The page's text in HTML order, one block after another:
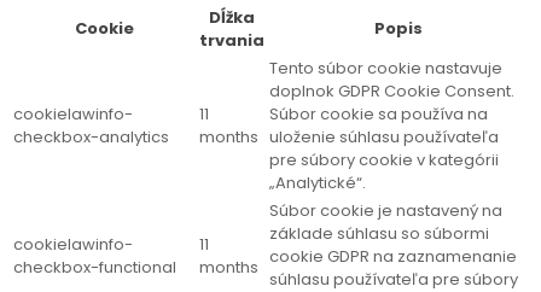
Cookie
Dĺžka
trvania
Popis
cookielawinfo-
checkbox-analytics
11
months
Tento súbor cookie nastavuje
doplnok GDPR Cookie Consent.
Súbor cookie sa používa na
uloženie súhlasu používateľa
pre súbory cookie v kategórii
„Analytické“.
cookielawinfo-
checkbox-functional
11
months
Súbor cookie je nastavený na
základe súhlasu so súbormi
cookie GDPR na zaznamenanie
súhlasu používateľa pre súbory